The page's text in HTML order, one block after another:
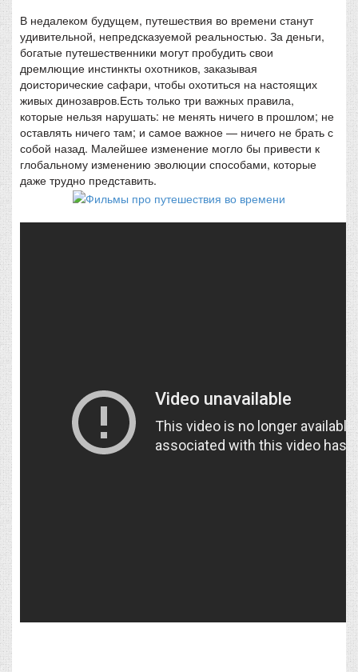
В недалеком будущем, путешествия во времени станут
удивительной, непредсказуемой реальностью. За деньги,
богатые путешественники могут пробудить свои
дремлющие инстинкты охотников, заказывая
доисторические сафари, чтобы охотиться на настоящих
живых динозавров.Есть только три важных правила,
которые нельзя нарушать: не менять ничего в прошлом; не
оставлять ничего там; и самое важное — ничего не брать с
собой назад. Малейшее изменение могло бы привести к
глобальному изменению эволюции способами, которые
даже трудно представить.